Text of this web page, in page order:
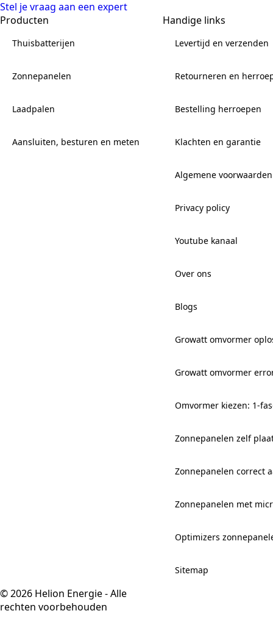
Stel je vraag aan een expert
Producten
Thuisbatterijen
Zonnepanelen
Laadpalen
Aansluiten, besturen en meten
Handige links
Levertijd en verzenden
Retourneren en
Bestelling herroepen
Klachten en garantie
Algemene voorwaarden
Privacy policy
Youtube kanaal
Over ons
Blogs
Growatt omvormer
Growatt omvormer
Omvormer kiezen: 1-
Zonnepanelen zelf
Zonnepanelen correct
Zonnepanelen met
Optimizers
Sitemap
© 2026 Helion Energie - Alle
rechten voorbehouden